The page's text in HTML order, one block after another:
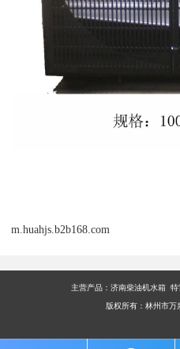
m.huahjs.b2b168.com
主营产品： 济南柴油机水箱
版权所有：林州市万